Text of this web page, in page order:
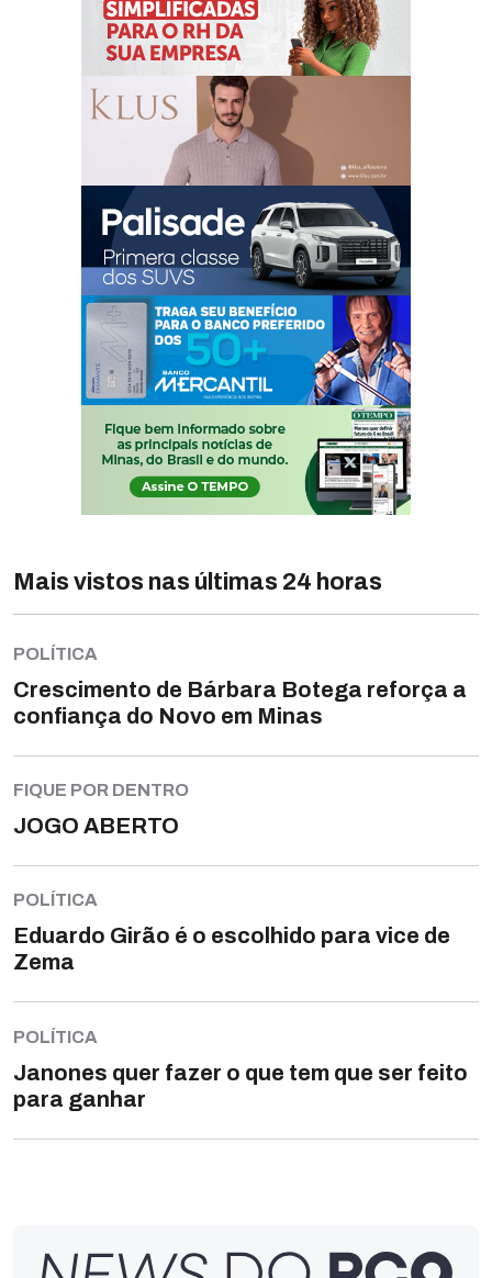
Mais vistos nas últimas 24 horas
POLÍTICA
Crescimento de Bárbara Botega reforça a
confiança do Novo em Minas
FIQUE POR DENTRO
JOGO ABERTO
POLÍTICA
Eduardo Girão é o escolhido para vice de
Zema
POLÍTICA
Janones quer fazer o que tem que ser feito
para ganhar